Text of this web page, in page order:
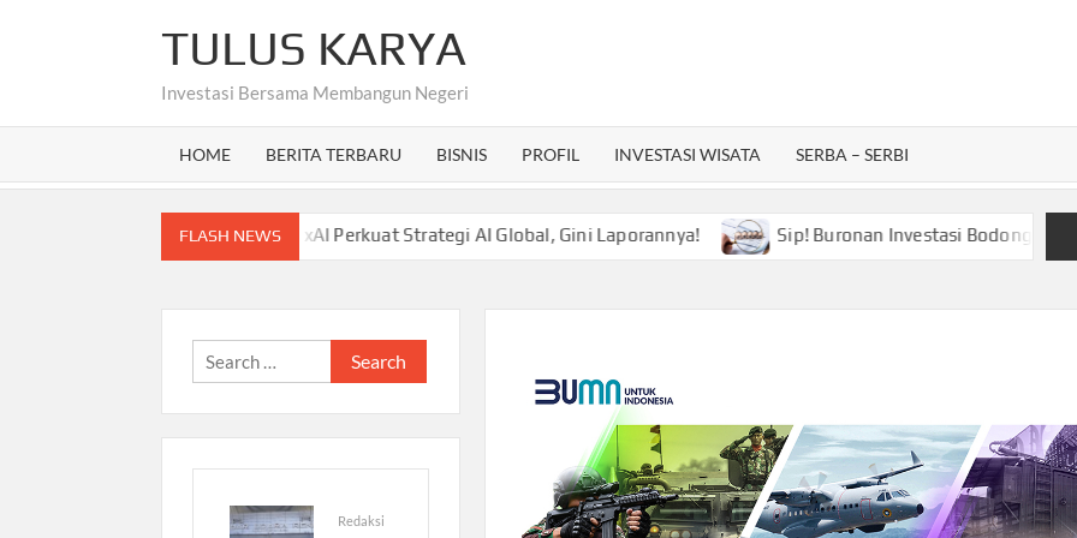
TULUS KARYA
Investasi Bersama Membangun Negeri
HOME BERITA TERBARU BISNIS PROFIL INVESTASI WISATA SERBA – SERBI
FLASH NEWS
Investasi Tesla ke xAI Perkuat Strategi AI Global, Gini Laporannya! Sip! Buronan Investasi Bodong asal
Search
for:
Redaksi